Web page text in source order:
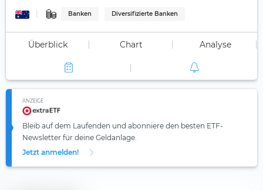
Banken Diversifizierte Banken
Überblick Chart Analyse
ANZEIGE
Bleib auf dem Laufenden und abonniere den besten ETF-
Newsletter für deine Geldanlage.
Jetzt anmelden!